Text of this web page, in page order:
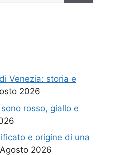
Venezia: storia e
2026
rosso, giallo e
e origine di una
2026